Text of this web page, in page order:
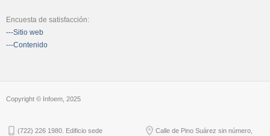
Encuesta de satisfacción:
---Sitio web
---Contenido
Copyright © Infoem, 2025
(722) 226 1980. Edificio sede
Calle de Pino Suárez sin número,